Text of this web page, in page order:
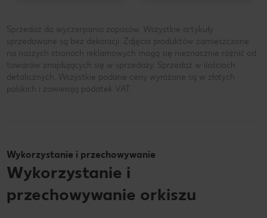
Sprzedaż do wyczerpania zapasów. Wszystkie artykuły
sprzedawane są bez dekoracji. Zdjęcia produktów zamieszczone
na naszych stronach reklamowych mogą się nieznacznie różnić od
towarów znajdujących się w sprzedaży. Sprzedaż w ilościach
detalicznych. Wszystkie podane ceny wyrażone są w złotych
polskich i zawierają podatek VAT.
Wykorzystanie i przechowywanie
Wykorzystanie i
przechowywanie orkiszu